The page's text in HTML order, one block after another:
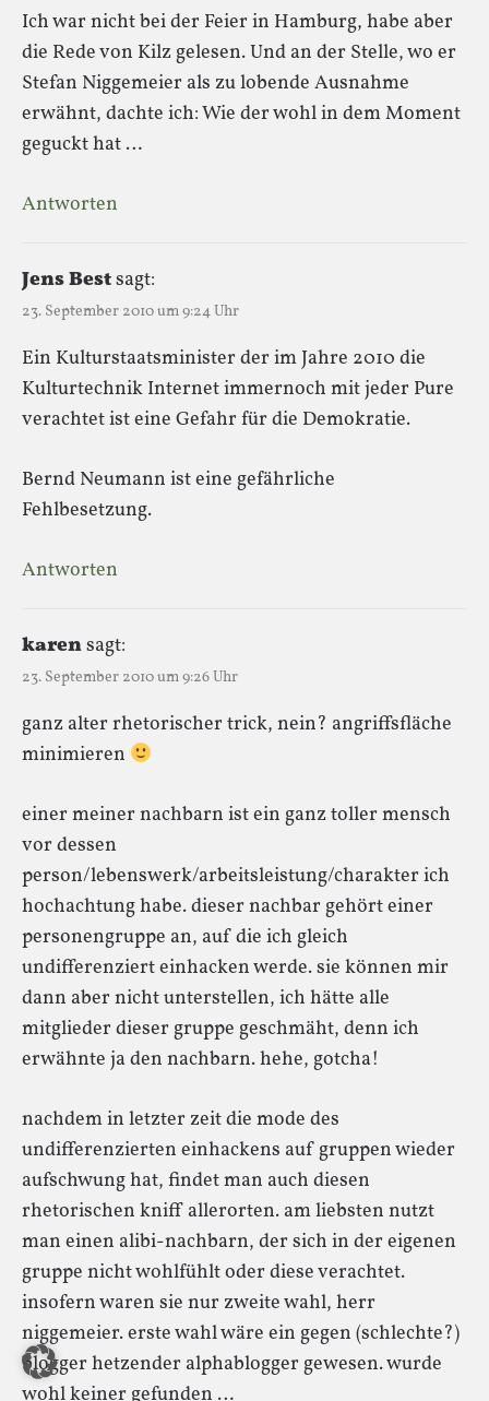
Ich war nicht bei der Feier in Hamburg, habe aber
die Rede von Kilz gelesen. Und an der Stelle, wo er
Stefan Niggemeier als zu lobende Ausnahme
erwähnt, dachte ich: Wie der wohl in dem Moment
geguckt hat …
Antworten
Jens Bestsagt:
23. September 2010 um 9:24 Uhr
Ein Kulturstaatsminister der im Jahre 2010 die
Kulturtechnik Internet immernoch mit jeder Pure
verachtet ist eine Gefahr für die Demokratie.
Bernd Neumann ist eine gefährliche
Fehlbesetzung.
Antworten
karensagt:
23. September 2010 um 9:26 Uhr
ganz alter rhetorischer trick, nein? angriffsfläche
minimieren
einer meiner nachbarn ist ein ganz toller mensch
vor dessen
person/lebenswerk/arbeitsleistung/charakter ich
hochachtung habe. dieser nachbar gehört einer
personengruppe an, auf die ich gleich
undifferenziert einhacken werde. sie können mir
dann aber nicht unterstellen, ich hätte alle
mitglieder dieser gruppe geschmäht, denn ich
erwähnte ja den nachbarn. hehe, gotcha!
nachdem in letzter zeit die mode des
undifferenzierten einhackens auf gruppen wieder
aufschwung hat, findet man auch diesen
rhetorischen kniff allerorten. am liebsten nutzt
man einen alibi-nachbarn, der sich in der eigenen
gruppe nicht wohlfühlt oder diese verachtet.
insofern waren sie nur zweite wahl, herr
niggemeier. erste wahl wäre ein gegen (schlechte?)
blogger hetzender alphablogger gewesen. wurde
wohl keiner gefunden …